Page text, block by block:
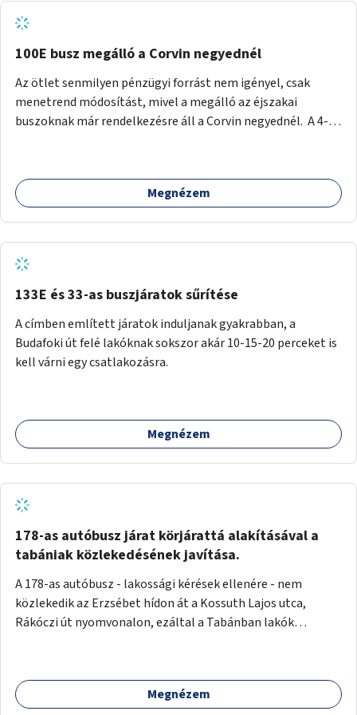
tud állni a megállóba. A környéken a tömegközlekedés
csúcsidőben már most is fullos, a Bosnyák téri beruházások
befejeztével hatványozódni fog az utazási igény.
100E busz megálló a Corvin negyednél
Az ötlet senmilyen pénzügyi forrást nem igényel, csak
menetrend módosítást, mivel a megálló az éjszakai
buszoknak már rendelkezésre áll a Corvin negyednél. A 4-es
ha a 100E reptéri busz a Corvin negyed metrómegállónál is
megállna - főleg éjjel, amikor a metró nem jár, és a 200E
nem hosszabbítaná meg sokkal, a 4-6 vonalán lakóknak
viszont a Kálvin tér-Corvin negyed utat megspórolva 10-15
perccel rövidítheti az utazási idejét.
Megnézem
133E és 33-as buszjáratok sűrítése
A címben említett járatok induljanak gyakrabban, a
Budafoki út felé lakóknak sokszor akár 10-15-20 perceket is
kell várni egy csatlakozásra.
Megnézem
178-as autóbusz járat körjárattá alakításával a
tabániak közlekedésének javítása.
A 178-as autóbusz - lakossági kérések ellenére - nem
közlekedik az Erzsébet hídon át a Kossuth Lajos utca,
Rákóczi út nyomvonalon, ezáltal a Tabánban lakók
járattal feljutni a Naphegyre, ahol iskola és óvoda is van a
körzetben élők számára. Megoldás lenne, ha a 178-as
Megnézem